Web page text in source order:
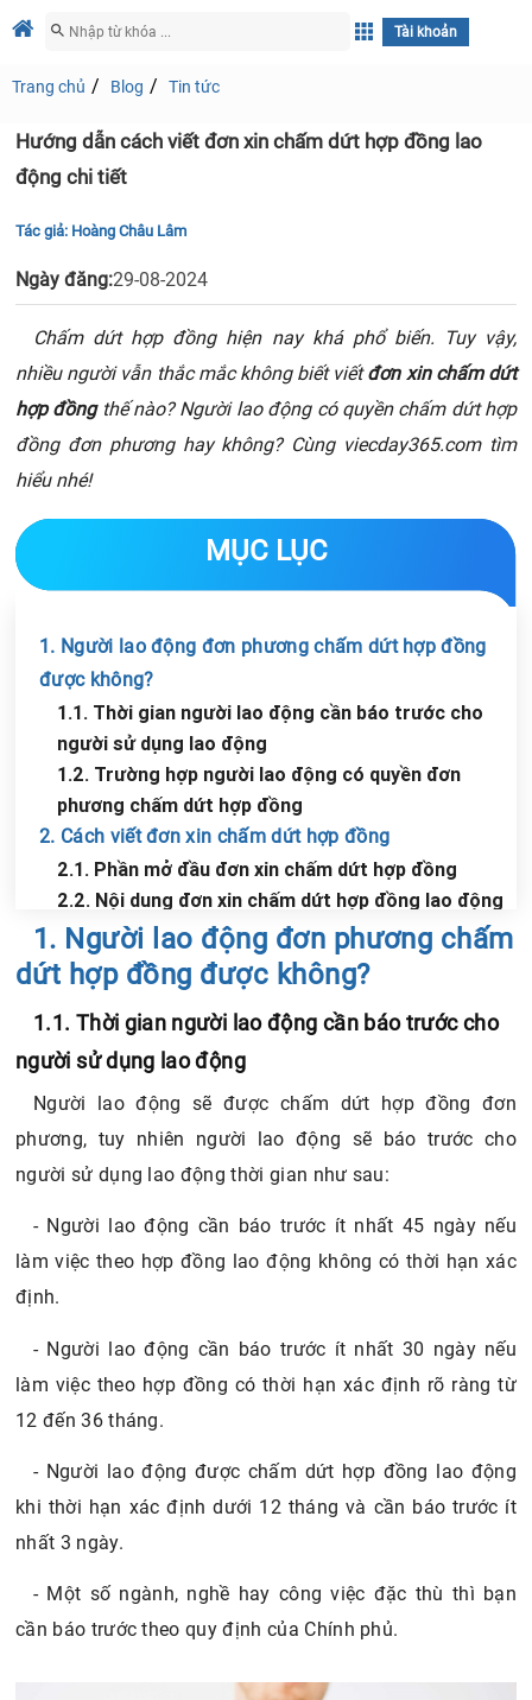
Tài khoản
Trang chủ Blog Tin tức
Hướng dẫn cách viết đơn xin chấm dứt hợp đồng lao
động chi tiết
Tác giả: Hoàng Châu Lâm
Ngày đăng:29-08-2024
Chấm dứt hợp đồng hiện nay khá phổ biến. Tuy vậy,
nhiều người vẫn thắc mắc không biết viếtđơn xin chấm dứt
hợp đồngthế nào? Người lao động có quyền chấm dứt hợp
đồng đơn phương hay không? Cùng viecday365.com tìm
hiểu nhé!
MỤC LỤC
1. Người lao động đơn phương chấm dứt hợp đồng
được không?
1.1. Thời gian người lao động cần báo trước cho
người sử dụng lao động
1.2. Trường hợp người lao động có quyền đơn
phương chấm dứt hợp đồng
2. Cách viết đơn xin chấm dứt hợp đồng
2.1. Phần mở đầu đơn xin chấm dứt hợp đồng
2.2. Nội dung đơn xin chấm dứt hợp đồng lao động
2.3. Phần cuối đơn xin chấm dứt hợp đồng
3. Lưu ý khi viết đơn xin chấm dứt hợp đồng lao động
Chia sẻ tin với bạn bè
1. Người lao động đơn phương chấm
dứt hợp đồng được không?
1.1. Thời gian người lao động cần báo trước cho
người sử dụng lao động
Người lao động sẽ được chấm dứt hợp đồng đơn
phương, tuy nhiên người lao động sẽ báo trước cho
người sử dụng lao động thời gian như sau:
- Người lao động cần báo trước ít nhất 45 ngày nếu
làm việc theo hợp đồng lao động không có thời hạn xác
định.
- Người lao động cần báo trước ít nhất 30 ngày nếu
làm việc theo hợp đồng có thời hạn xác định rõ ràng từ
12 đến 36 tháng.
- Người lao động được chấm dứt hợp đồng lao động
khi thời hạn xác định dưới 12 tháng và cần báo trước ít
nhất 3 ngày.
- Một số ngành, nghề hay công việc đặc thù thì bạn
cần báo trước theo quy định của Chính phủ.